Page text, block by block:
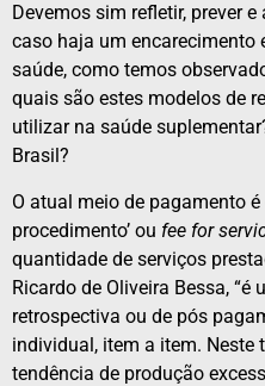
Devemos sim refletir, prever
caso haja um encarecimento
saúde, como temos
quais são estes modelos de
utilizar na saúde
Brasil?
O atual meio de pagamento
procedimento’ ou fee for
quantidade de serviços
Ricardo de Oliveira Bessa,
retrospectiva ou de pós
individual, item a item. Neste
tendência de produção